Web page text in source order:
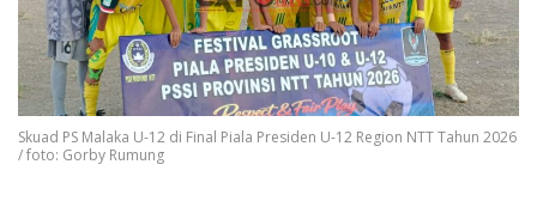
Skuad PS Malaka U-12 di Final Piala Presiden U-12 Region NTT Tahun 2026
/ foto: Gorby Rumung